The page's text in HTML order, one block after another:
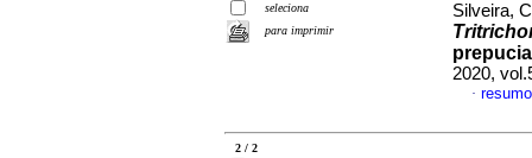
seleciona
para imprimir
Silveira,
2020,
·
2 / 2